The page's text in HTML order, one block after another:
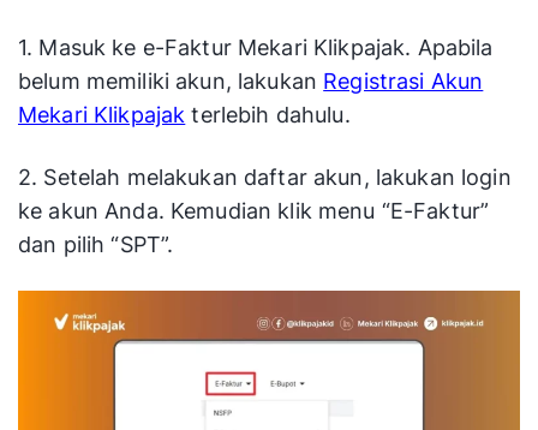
1. Masuk ke e-Faktur Mekari Klikpajak. Apabila
belum memiliki akun, lakukan Registrasi Akun
Mekari Klikpajak terlebih dahulu.
2. Setelah melakukan daftar akun, lakukan login
ke akun Anda. Kemudian klik menu “E-Faktur”
dan pilih “SPT”.